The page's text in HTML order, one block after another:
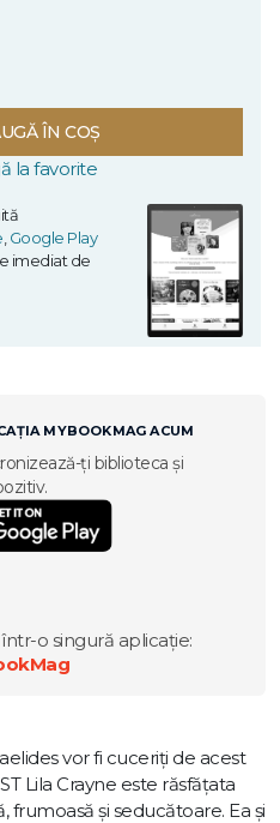
ÎN COȘ
la favorite
,Google Play
imediat de
MYBOOKMAG ACUM
ți biblioteca și
o singură aplicație:
vor fi cuceriți de acest
Lila Crayne este răsfățata
frumoasă și seducătoare. Ea și